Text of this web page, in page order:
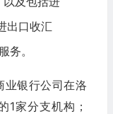
出口收汇
务。
银行公司在洛
1家分支机构；